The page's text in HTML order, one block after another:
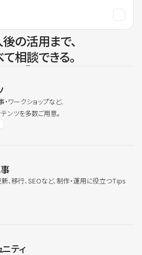
の活用まで、
相談できる。
ワークショップなど、
ンツを多数ご用意。
、移行、SEOなど、制作・運用に役立つTips
ティ